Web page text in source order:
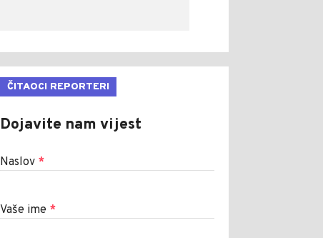
ČITAOCI REPORTERI
Dojavite nam vijest
Naslov *
Vaše ime *